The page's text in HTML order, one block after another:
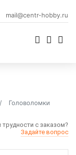
mail@centr-hobby.ru
Головоломки
трудности с заказом?
Задайте вопрос